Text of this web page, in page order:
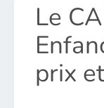
Le
prix